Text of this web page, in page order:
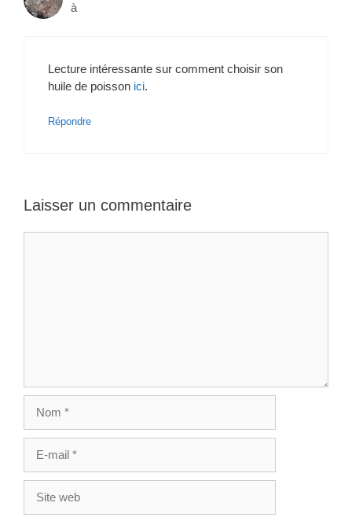
à
Lecture intéressante sur comment choisir son
huile de poisson ici.
Répondre
Laisser un commentaire
mail
web